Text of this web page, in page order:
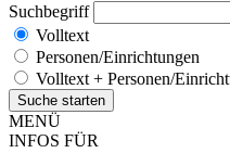
Suchbegriff
Volltext
Personen/Einrichtungen
Volltext + Personen/
MENÜ
INFOS FÜR